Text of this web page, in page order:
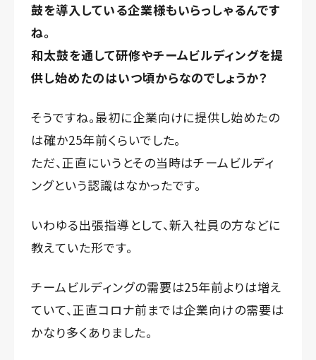
鼓を導入している企業様もいらっしゃるんです
ね。
和太鼓を通して研修やチームビルディングを提
供し始めたのはいつ頃からなのでしょうか？
そうですね。最初に企業向けに提供し始めたの
は確か25年前くらいでした。
ただ、正直にいうとその当時はチームビルディ
ングという認識はなかったです。
いわゆる出張指導として、新入社員の方などに
教えていた形です。
チームビルディングの需要は25年前よりは増え
ていて、正直コロナ前までは企業向けの需要は
かなり多くありました。